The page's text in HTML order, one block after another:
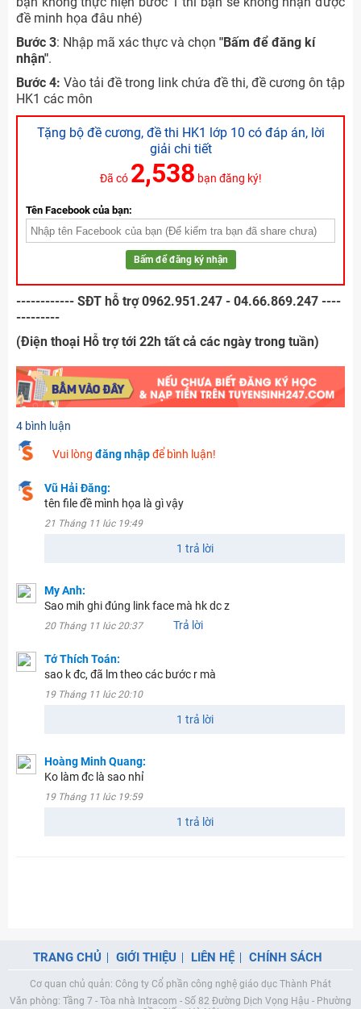
đề minh họa đâu nhé)
Bước 3: Nhập mã xác thực và chọn "Bấm để đăng kí
nhận".
Bước 4: Vào tải đề trong link chứa đề thi, đề cương ôn tập
HK1 các môn
Tặng bộ đề cương, đề thi HK1 lớp 10 có đáp án, lời
giải chi tiết
Đã có 2,538 bạn đăng ký!
Tên Facebook của bạn:
Bấm để đăng ký nhận
------------ SĐT hỗ trợ 0962.951.247 - 04.66.869.247 ----
---------
(Điện thoại Hỗ trợ tới 22h tất cả các ngày trong tuần)
4 bình luận
Vui lòng đăng nhậpđể bình luận!
Vũ Hải Đăng:
tên file đề mình họa là gì vậy
21 Tháng 11 lúc 19:49
1 trả lời
My Anh:
Sao mih ghi đúng link face mà hk dc z
20 Tháng 11 lúc 20:37 Trả lời
Tớ Thích Toán:
sao k đc, đã lm theo các bước r mà
19 Tháng 11 lúc 20:10
1 trả lời
Hoàng Minh Quang:
Ko làm đc là sao nhỉ
19 Tháng 11 lúc 19:59
1 trả lời
TRANG CHỦ GIỚI THIỆU LIÊN HỆ CHÍNH SÁCH
Cơ quan chủ quản: Công ty Cổ phần công nghệ giáo dục Thành Phát
Văn phòng: Tầng 7 - Tòa nhà Intracom - Số 82 Đường Dịch Vọng Hậu - Phường